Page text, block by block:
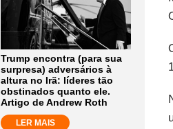
Trump encontra (para sua
surpresa) adversários à
altura no Irã: líderes tão
obstinados quanto ele.
Artigo de Andrew Roth
LER MAIS